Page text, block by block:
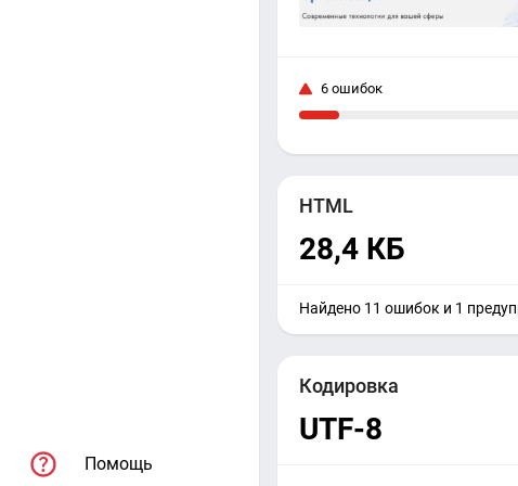
Помощь
6 ошибок
HTML
28,4 КБ
Найдено 11 ошибок и 1
Кодировка
UTF-8